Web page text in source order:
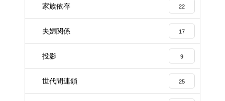
家族依存 22
夫婦関係 17
投影 9
世代間連鎖 25